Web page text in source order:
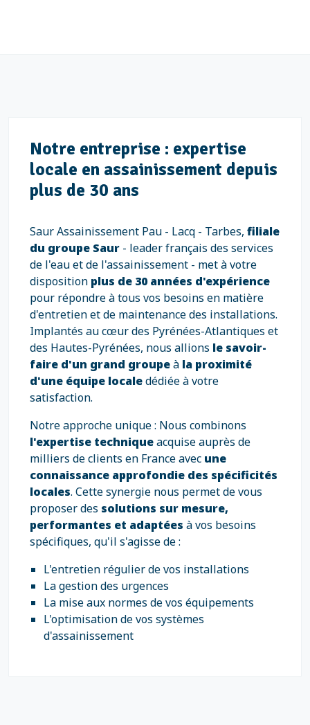
Notre entreprise : expertise
locale en assainissement depuis
plus de 30 ans
Saur Assainissement Pau - Lacq - Tarbes, filiale
du groupe Saur - leader français des services
de l'eau et de l'assainissement - met à votre
disposition plus de 30 années d'expérience
pour répondre à tous vos besoins en matière
d'entretien et de maintenance des installations.
Implantés au cœur des Pyrénées-Atlantiques et
des Hautes-Pyrénées, nous allions le savoir-
faire d'un grand groupeà la proximité
d'une équipe localedédiée à votre
satisfaction.
Notre approche unique : Nous combinons
l'expertise techniqueacquise auprès de
milliers de clients en France avec une
connaissance approfondie des spécificités
locales. Cette synergie nous permet de vous
proposer des solutions sur mesure,
performantes et adaptées à vos besoins
spécifiques, qu'il s'agisse de :
L'entretien régulier de vos installations
La gestion des urgences
La mise aux normes de vos équipements
L'optimisation de vos systèmes
d'assainissement